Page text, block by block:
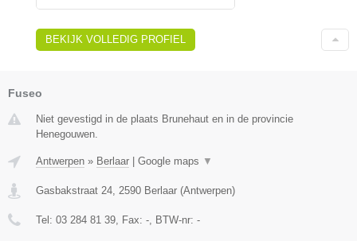
BEKIJK VOLLEDIG PROFIEL
Fuseo
Niet gevestigd in de plaats Brunehaut en in de provincie
Henegouwen.
Antwerpen » Berlaar | Google maps ▼
Gasbakstraat 24 2590 Berlaar (Antwerpen)
Tel: 03 284 81 39 , Fax: - , BTW-nr: -